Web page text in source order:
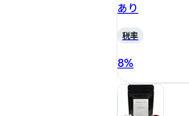
あり
税率
8%